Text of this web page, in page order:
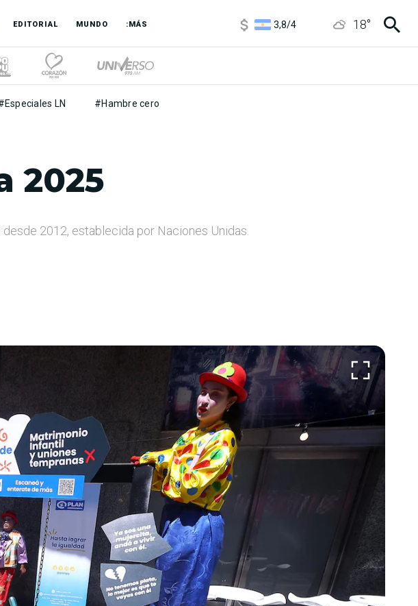
EDITORIAL MUNDO :MÁS
6850/ 18°
LN #Hambre cero
2025
2012, establecida por Naciones Unidas.